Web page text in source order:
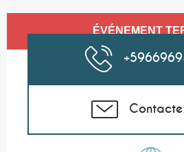
Ouverture et coordonnées
ÉVÉNEMENT